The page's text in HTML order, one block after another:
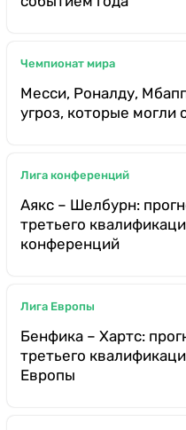
Чемпионат мира
Месси, Роналду,
угроз, которые могли
Лига конференций
Аякс – Шелбурн:
третьего
конференций
Лига Европы
Бенфика – Хартс:
третьего
Европы